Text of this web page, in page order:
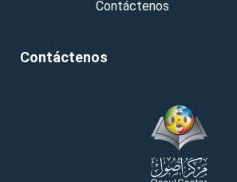
Contáctenos
Contáctenos